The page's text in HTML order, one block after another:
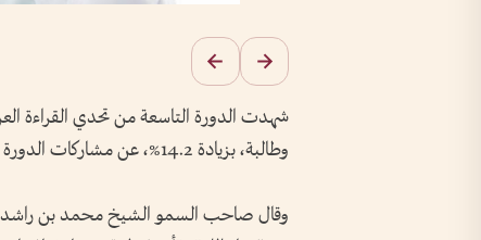
وطالبة، بزيادة 14.2%، عن مشاركات الدورة الثامنة والتي بلغت 28.2 مليون طالب وطالبة.
وقال صاحب السمو الشيخ محمد بن راشد